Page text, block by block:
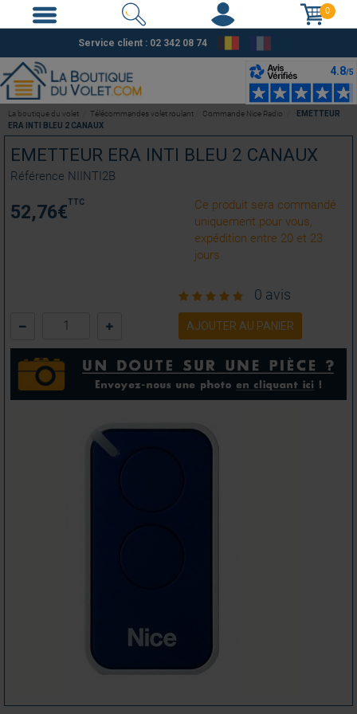
0
Service client : 02 342 08 74
EMETTEUR ERA INTI BLEU 2 CANAUX
Référence NIINTI2B
52,76€TTC
Ce produit sera commandé
uniquement pour vous,
expédition entre 20 et 23
jours
0 avis
AJOUTER AU PANIER
La boutique du volet Télécommandes volet roulant Commande Nice Radio
EMETTEUR
ERA INTI BLEU 2 CANAUX